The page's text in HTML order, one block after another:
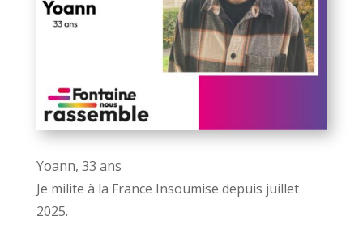
Yoann, 33 ans
Je milite à la France Insoumise depuis juillet
2025.